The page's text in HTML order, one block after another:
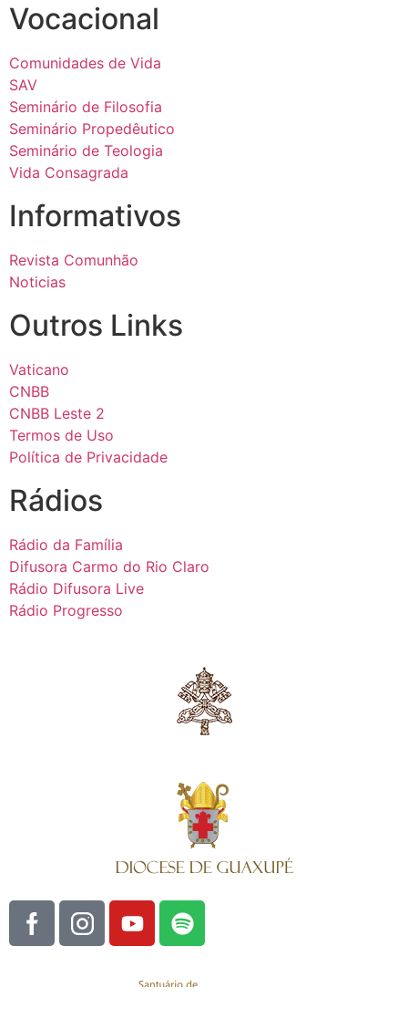
Vocacional
Comunidades de Vida
SAV
Seminário de Filosofia
Seminário Propedêutico
Seminário de Teologia
Vida Consagrada
Informativos
Revista Comunhão
Noticias
Outros Links
Vaticano
CNBB
CNBB Leste 2
Termos de Uso
Política de Privacidade
Rádios
Rádio da Família
Difusora Carmo do Rio Claro
Rádio Difusora Live
Rádio Progresso